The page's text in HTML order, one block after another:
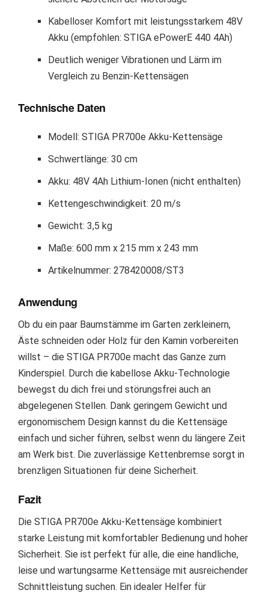
Kabelloser Komfort mit leistungsstarkem 48V
Akku (empfohlen: STIGA ePowerE 440 4Ah)
Deutlich weniger Vibrationen und Lärm im
Vergleich zu Benzin-Kettensägen
Technische Daten
Modell: STIGA PR700e Akku-Kettensäge
Schwertlänge: 30 cm
Akku: 48V 4Ah Lithium-Ionen (nicht enthalten)
Kettengeschwindigkeit: 20 m/s
Gewicht: 3,5 kg
Maße: 600 mm x 215 mm x 243 mm
Artikelnummer: 278420008/ST3
Anwendung
Ob du ein paar Baumstämme im Garten zerkleinern,
Äste schneiden oder Holz für den Kamin vorbereiten
willst – die STIGA PR700e macht das Ganze zum
Kinderspiel. Durch die kabellose Akku-Technologie
bewegst du dich frei und störungsfrei auch an
abgelegenen Stellen. Dank geringem Gewicht und
ergonomischem Design kannst du die Kettensäge
einfach und sicher führen, selbst wenn du längere Zeit
am Werk bist. Die zuverlässige Kettenbremse sorgt in
brenzligen Situationen für deine Sicherheit.
Fazit
Die STIGA PR700e Akku-Kettensäge kombiniert
starke Leistung mit komfortabler Bedienung und hoher
Sicherheit. Sie ist perfekt für alle, die eine handliche,
leise und wartungsarme Kettensäge mit ausreichender
Schnittleistung suchen. Ein idealer Helfer für